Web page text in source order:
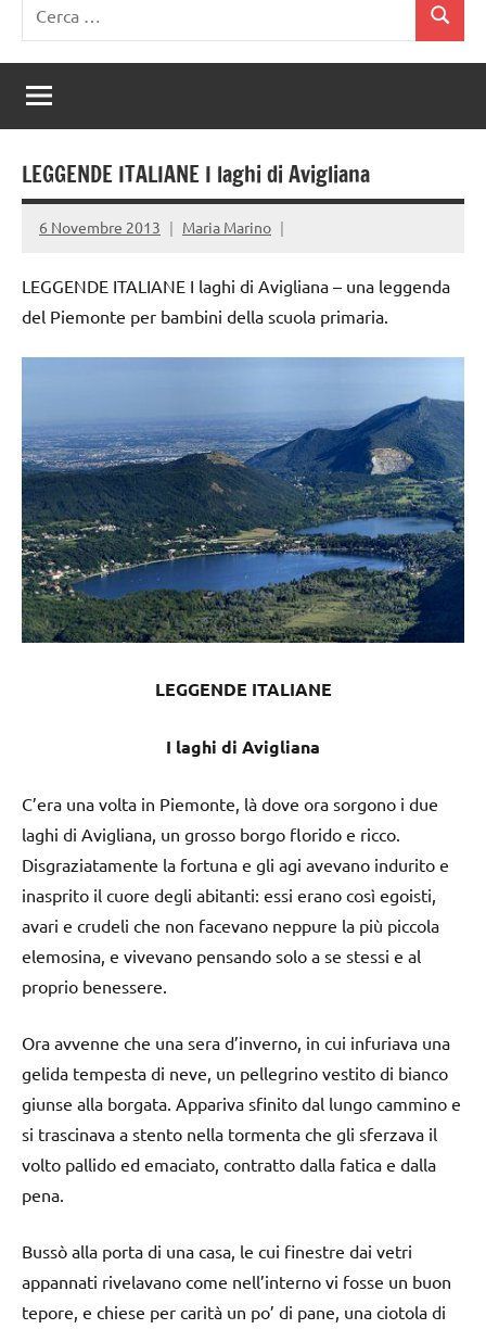
per:
Cerca
LEGGENDE ITALIANE I laghi di Avigliana
6 Novembre 2013 Maria Marino
LEGGENDE ITALIANE I laghi di Avigliana – una leggenda
del Piemonte per bambini della scuola primaria.
LEGGENDE ITALIANE
I laghi di Avigliana
C’era una volta in Piemonte, là dove ora sorgono i due
laghi di Avigliana, un grosso borgo florido e ricco.
Disgraziatamente la fortuna e gli agi avevano indurito e
inasprito il cuore degli abitanti: essi erano così egoisti,
avari e crudeli che non facevano neppure la più piccola
elemosina, e vivevano pensando solo a se stessi e al
proprio benessere.
Ora avvenne che una sera d’inverno, in cui infuriava una
gelida tempesta di neve, un pellegrino vestito di bianco
giunse alla borgata. Appariva sfinito dal lungo cammino e
si trascinava a stento nella tormenta che gli sferzava il
volto pallido ed emaciato, contratto dalla fatica e dalla
pena.
Bussò alla porta di una casa, le cui finestre dai vetri
appannati rivelavano come nell’interno vi fosse un buon
tepore, e chiese per carità un po’ di pane, una ciotola di